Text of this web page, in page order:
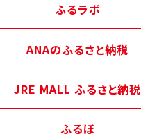
ふるラボ
ANAのふるさと納税
JRE MALL ふるさと納税
ふるぽ